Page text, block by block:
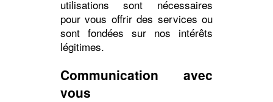
utilisations sont nécessaires
pour vous offrir des services ou
sont fondées sur nos intérêts
légitimes.
Communication avec
vous